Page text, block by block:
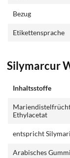
Bezug
Etikettensprache
Silymarcur
Inhaltsstoffe
Ethylacetat
entspricht
Arabisches Gummi